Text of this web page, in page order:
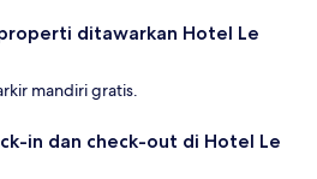
ditawarkan Hotel Le
mandiri gratis.
in dan check-out di Hotel Le